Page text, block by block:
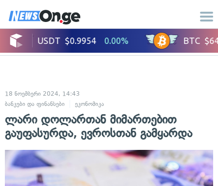
18 ნოემბერი 2024, 14:43
ბანკები და ფინანსები
ეკონომიკა
ლარი დოლართან მიმართებით
გაუფასურდა, ევროსთან გამყარდა